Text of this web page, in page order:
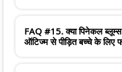
FAQ #15. क्या पिनेकल ब्लूम्स
ऑटिज्म से पीड़ित बच्चे के लिए